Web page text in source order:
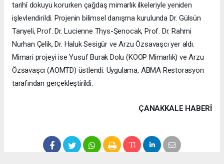
tarihî dokuyu korurken çağdaş mimarlık ilkeleriyle yeniden
işlevlendirildi. Projenin bilimsel danışma kurulunda Dr. Gülsün
Tanyeli, Prof. Dr. Lucienne Thys-Şenocak, Prof. Dr. Rahmi
Nurhan Çelik, Dr. Haluk Sesigür ve Arzu Özsavaşcı yer aldı.
Mimari projeyi ise Yusuf Burak Dolu (KOOP Mimarlık) ve Arzu
Özsavaşcı (AOMTD) üstlendi. Uygulama, ABMA Restorasyon
tarafından gerçekleştirildi.
ÇANAKKALE HABERİ